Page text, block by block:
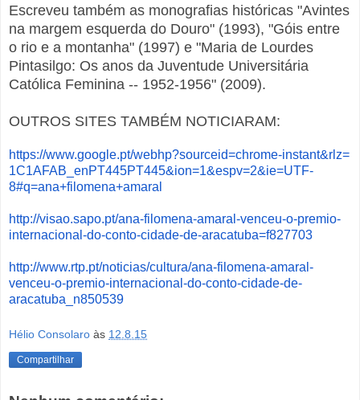
Escreveu também as monografias históricas "Avintes
na margem esquerda do Douro" (1993), "Góis entre
o rio e a montanha" (1997) e "Maria de Lourdes
Pintasilgo: Os anos da Juventude Universitária
Católica Feminina -- 1952-1956" (2009).
OUTROS SITES TAMBÉM NOTICIARAM:
https://www.google.pt/webhp?sourceid=chrome-instant&rlz=
1C1AFAB_enPT445PT445&ion=1&espv=2&ie=UTF-
8#q=ana+filomena+amaral
http://visao.sapo.pt/ana-filomena-amaral-venceu-o-premio-
internacional-do-conto-cidade-de-aracatuba=f827703
http://www.rtp.pt/noticias/cultura/ana-filomena-amaral-
venceu-o-premio-internacional-do-conto-cidade-de-
aracatuba_ n850539
Hélio Consolaro às 12.8.15
Compartilhar